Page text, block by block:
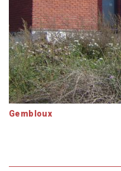
Gembloux